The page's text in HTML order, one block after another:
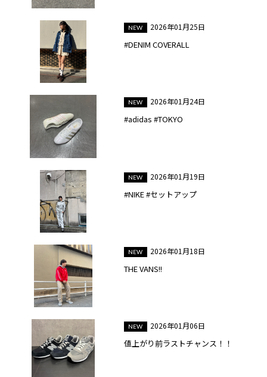
2026年01月25日
#DENIM COVERALL
2026年01月24日
#adidas #TOKYO
2026年01月19日
#NIKE #セットアップ
2026年01月18日
THE VANS!!
2026年01月06日
値上がり前ラストチャンス！！